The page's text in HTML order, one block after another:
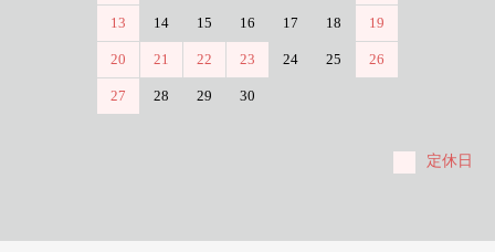
13 14 15 16 17 18 19
20 21 22 23 24 25 26
27 28 29 30
定休日